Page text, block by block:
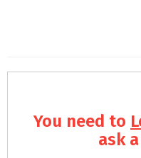
You need to
ask